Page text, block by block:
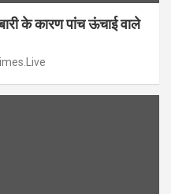
के कारण पांच ऊंचाई वाले